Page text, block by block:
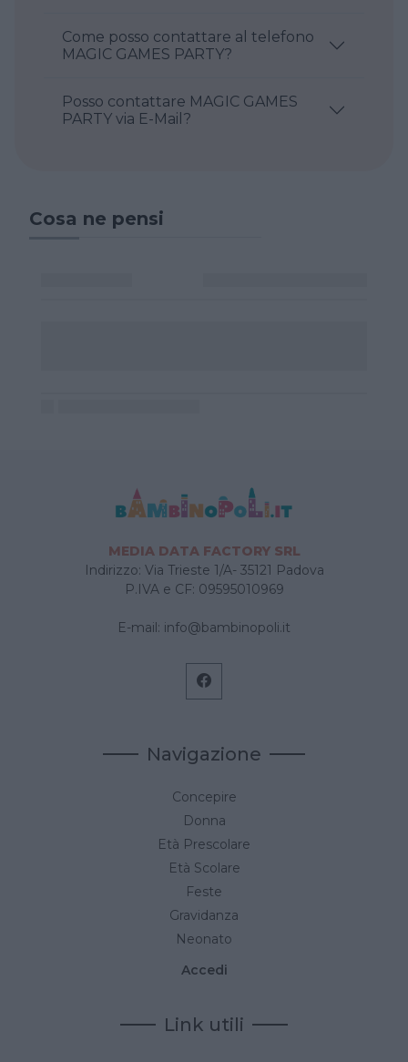
Come posso contattare al telefono
MAGIC GAMES PARTY?
Posso contattare MAGIC GAMES
PARTY via E-Mail?
Cosa ne pensi
MEDIA DATA FACTORY SRL
Indirizzo: Via Trieste 1/A- 35121 Padova
P.IVA e CF: 09595010969
E-mail: info@bambinopoli.it
Navigazione
Concepire
Donna
Età Prescolare
Età Scolare
Feste
Gravidanza
Neonato
Accedi
Link utili